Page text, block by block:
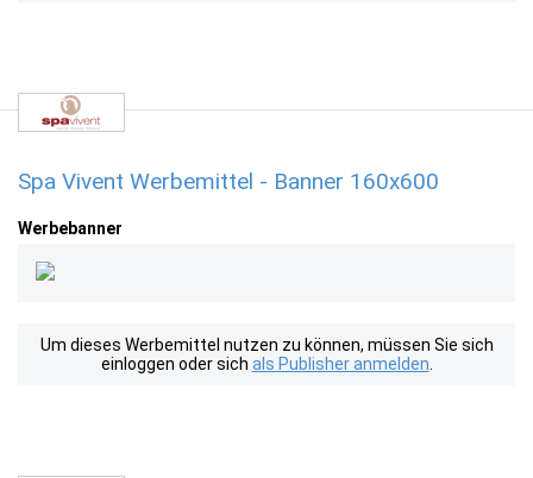
Spa Vivent Werbemittel - Banner 160x600
Werbebanner
Um dieses Werbemittel nutzen zu können, müssen Sie sich
einloggen oder sich als Publisher anmelden